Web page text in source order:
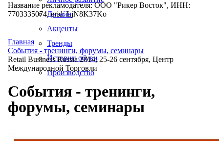
Дизайн
Акценты
Тренды
Истории обуви
Производство
Название рекламодателя: ООО "Рикер Восток", ИНН:
7703335074, erid: LjN8K37Ko
Главная
События - тренинги, форумы, семинары
Retail Business Russia 2014, 25-26 сентября, Центр
Международной Торговли
События - тренинги,
форумы, семинары